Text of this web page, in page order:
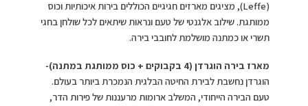
(Leffe), מציגים מארזים חגיגיים הכוללים בירות איכותיות וכוס
ממותגת. שילוב אלגנטי של טעם ונראות שיתאים לכל שולחן בחגי
תשרי או כמתנה מושלמת לחובבי בירה.
מארז בירה הוגרדן (4 בקבוקים + כוס ממותגת במתנה)-
הוגרדן נחשבת לבירת החיטה הבלגית הנמכרת ביותר בעולם.
טעם הבירה הייחודי, המשלב ארומות מרעננות של פירות הדר,